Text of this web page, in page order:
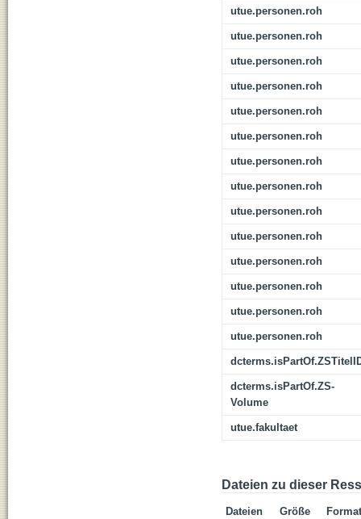
utue.personen.roh
utue.personen.roh
utue.personen.roh
utue.personen.roh
utue.personen.roh
utue.personen.roh
utue.personen.roh
utue.personen.roh
utue.personen.roh
utue.personen.roh
utue.personen.roh
utue.personen.roh
utue.personen.roh
utue.personen.roh
dcterms.isPartOf.ZS-
Volume
utue.fakultaet
Dateien zu dieser
Dateien Größe
Format